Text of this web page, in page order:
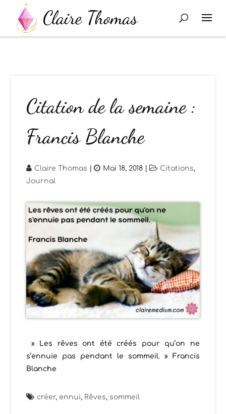
Citation de la semaine :
Francis Blanche
Claire Thomas | Mai 18, 2018 | Citations,
Journal
» Les rêves ont été créés pour qu’on ne
s’ennuie pas pendant le sommeil. » Francis
Blanche
créer, ennui, Rêves, sommeil